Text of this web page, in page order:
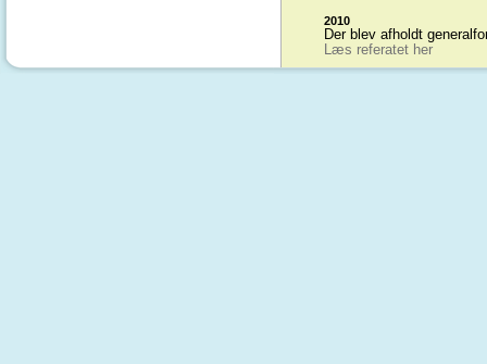
2010
Der blev afholdt
Læs referatet her